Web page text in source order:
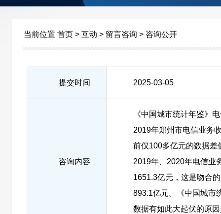
当前位置 首页> 互动 > 留言咨询 > 咨询公开
提交时间 2025-03-05
咨询内容
《中国城市统计年鉴》
2019年郑州市电信业务
前仅100多亿元的数据差
2019年、2020年电信业
1651.3亿元，这是吻合
893.1亿元。《中国城市
数据有如此大起伏的原